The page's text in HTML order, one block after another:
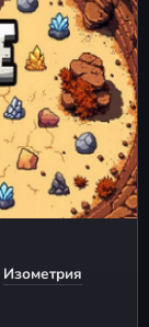
Изометрия